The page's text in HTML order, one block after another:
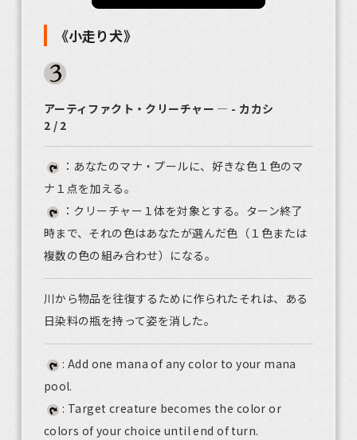
《小走り犬》
アーティファクト・クリーチャー ― - カカシ
2 / 2
：あなたのマナ・プールに、好きな色１色のマ
ナ１点を加える。
：クリーチャー１体を対象とする。ターン終了
時まで、それの色はあなたが選んだ色（１色または
複数の色の組み合わせ）になる。
川から物品を往復するために作られたそれは、ある
日染料の瓶を持って姿を消した。
: Add one mana of any color to your mana
pool.
: Target creature becomes the color or
colors of your choice until end of turn.